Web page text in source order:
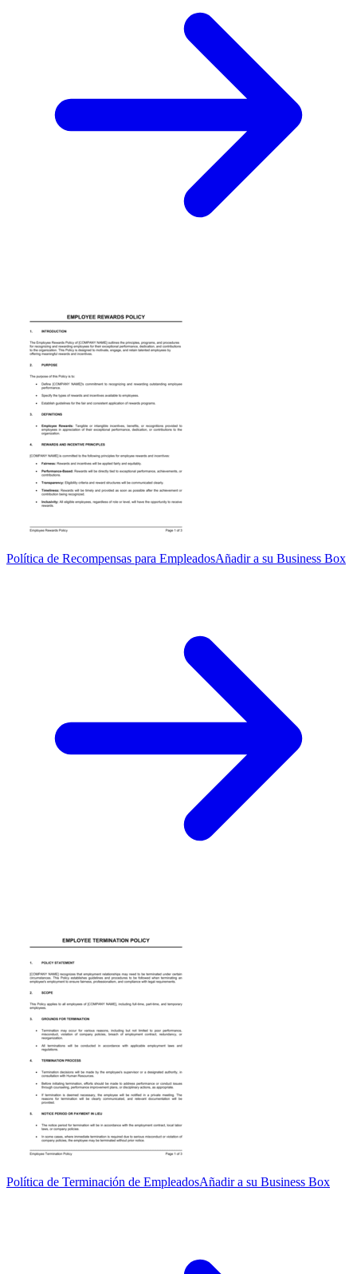
Política de Recompensas para EmpleadosAñadir a su Business Box
Política de Terminación de EmpleadosAñadir a su Business Box